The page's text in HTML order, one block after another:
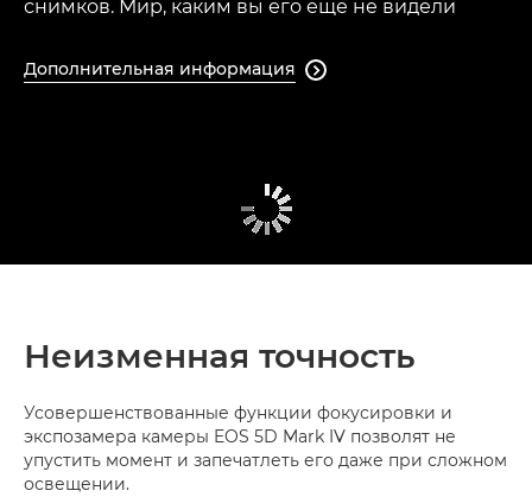
снимков. Мир, каким вы его еще не видели
Дополнительная информация 
Неизменная точность
Усовершенствованные функции фокусировки и
экспозамера камеры EOS 5D Mark IV позволят не
упустить момент и запечатлеть его даже при сложном
освещении.